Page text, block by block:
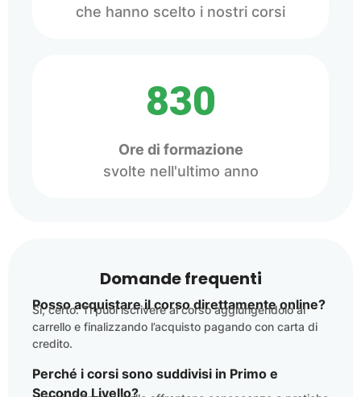
che hanno scelto i nostri corsi
830
Ore di formazione
svolte nell'ultimo anno
Domande frequenti
Posso acquistare il corso direttamente online?
Sì, certo. Ti puoi iscrivere al corso aggiungendolo al
carrello e finalizzando l’acquisto pagando con carta di
credito.
Perché i corsi sono suddivisi in Primo e
Secondo Livello?